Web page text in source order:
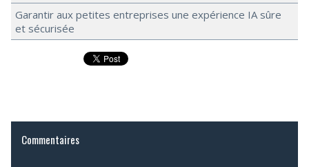
Garantir aux petites entreprises une expérience IA sûre
et sécurisée
Commentaires